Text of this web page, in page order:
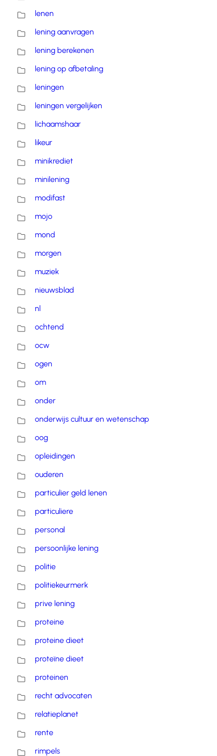
lenen
lening aanvragen
lening berekenen
lening op afbetaling
leningen
leningen vergelijken
lichaamshaar
likeur
minikrediet
minilening
modifast
mojo
mond
morgen
muziek
nieuwsblad
nl
ochtend
ocw
ogen
om
onder
onderwijs cultuur en wetenschap
oog
opleidingen
ouderen
particulier geld lenen
particuliere
personal
persoonlijke lening
politie
politiekeurmerk
prive lening
proteine
proteine dieet
proteïne dieet
proteinen
recht advocaten
relatieplanet
rente
rimpels